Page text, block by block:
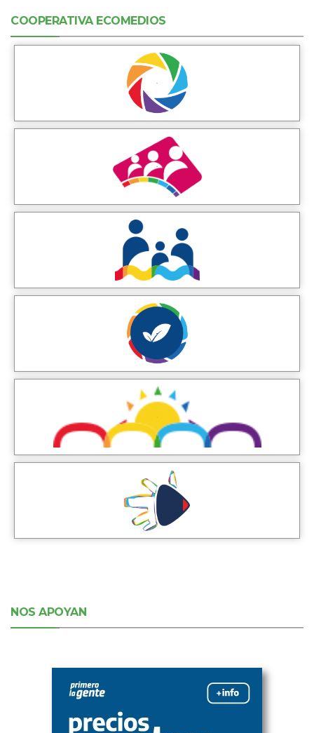
COOPERATIVA ECOMEDIOS
NOS APOYAN